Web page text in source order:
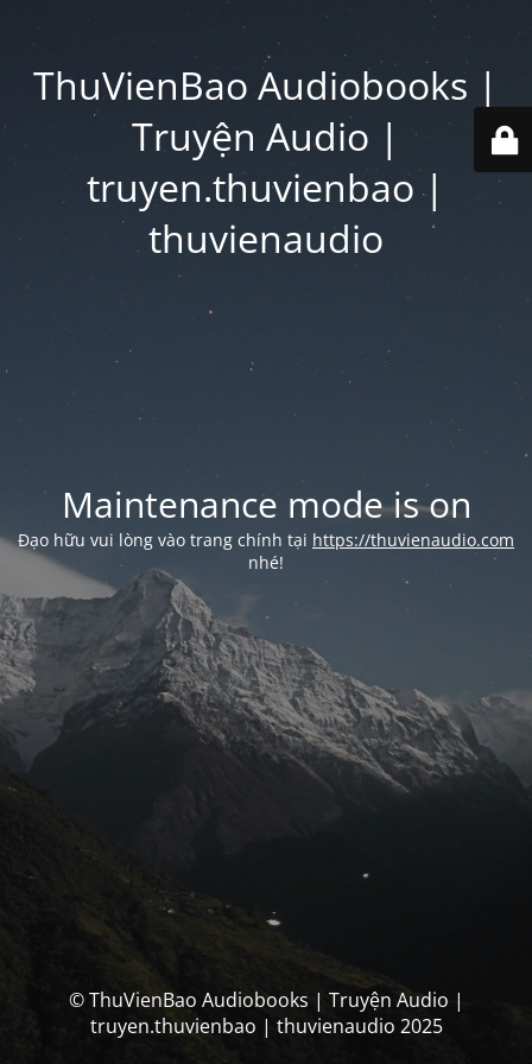
ThuVienBao Audiobooks |
Truyện Audio |
truyen.thuvienbao |
thuvienaudio
Maintenance mode is on
Đạo hữu vui lòng vào trang chính tại https://thuvienaudio.com
nhé!
© ThuVienBao Audiobooks | Truyện Audio |
truyen.thuvienbao | thuvienaudio 2025